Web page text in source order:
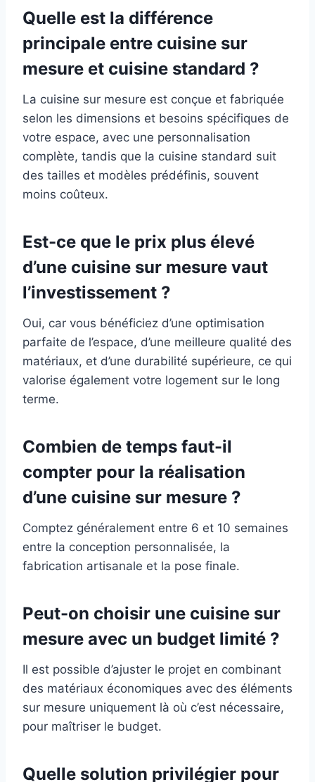
Quelle est la différence
principale entre cuisine sur
mesure et cuisine standard ?
La cuisine sur mesure est conçue et fabriquée
selon les dimensions et besoins spécifiques de
votre espace, avec une personnalisation
complète, tandis que la cuisine standard suit
des tailles et modèles prédéfinis, souvent
moins coûteux.
Est-ce que le prix plus élevé
d’une cuisine sur mesure vaut
l’investissement ?
Oui, car vous bénéficiez d’une optimisation
parfaite de l’espace, d’une meilleure qualité des
matériaux, et d’une durabilité supérieure, ce qui
valorise également votre logement sur le long
terme.
Combien de temps faut-il
compter pour la réalisation
d’une cuisine sur mesure ?
Comptez généralement entre 6 et 10 semaines
entre la conception personnalisée, la
fabrication artisanale et la pose finale.
Peut-on choisir une cuisine sur
mesure avec un budget limité ?
Il est possible d’ajuster le projet en combinant
des matériaux économiques avec des éléments
sur mesure uniquement là où c’est nécessaire,
pour maîtriser le budget.
Quelle solution privilégier pour